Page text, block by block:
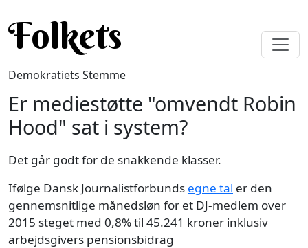
Folkets
Demokratiets Stemme
Er mediestøtte "omvendt Robin
Hood" sat i system?
Det går godt for de snakkende klasser.
Ifølge Dansk Journalistforbunds egne tal er den
gennemsnitlige månedsløn for et DJ-medlem over
2015 steget med 0,8% til 45.241 kroner inklusiv
arbejdsgivers pensionsbidrag